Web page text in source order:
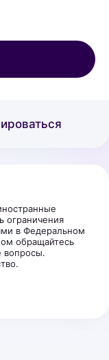
ограничения
в Федеральном
обращайтесь